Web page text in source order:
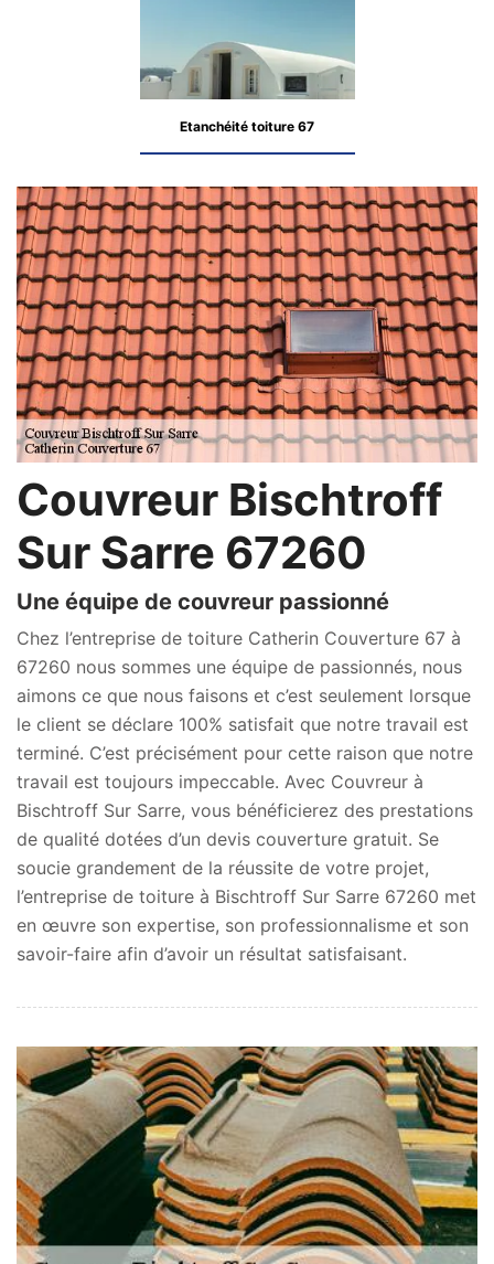
Etanchéité toiture 67
Couvreur Bischtroff
Sur Sarre 67260
Une équipe de couvreur passionné
Chez l’entreprise de toiture Catherin Couverture 67 à
67260 nous sommes une équipe de passionnés, nous
aimons ce que nous faisons et c’est seulement lorsque
le client se déclare 100% satisfait que notre travail est
terminé. C’est précisément pour cette raison que notre
travail est toujours impeccable. Avec Couvreur à
Bischtroff Sur Sarre, vous bénéficierez des prestations
de qualité dotées d’un devis couverture gratuit. Se
soucie grandement de la réussite de votre projet,
l’entreprise de toiture à Bischtroff Sur Sarre 67260 met
en œuvre son expertise, son professionnalisme et son
savoir-faire afin d’avoir un résultat satisfaisant.